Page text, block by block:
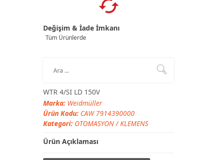
Değişim & İade İmkanı
Tüm Ürünlerde
WTR 4/SI LD 150V
Marka: Weidmüller
Ürün Kodu: CAW 7914390000
Kategori: OTOMASYON/KLEMENS
Ürün Açıklaması